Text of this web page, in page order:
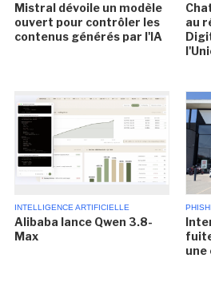
Mistral dévoile un modèle
ouvert pour contrôler les
contenus générés par l'IA
au
INTELLIGENCE ARTIFICIELLE
Alibaba lance Qwen 3.8-
Max
une